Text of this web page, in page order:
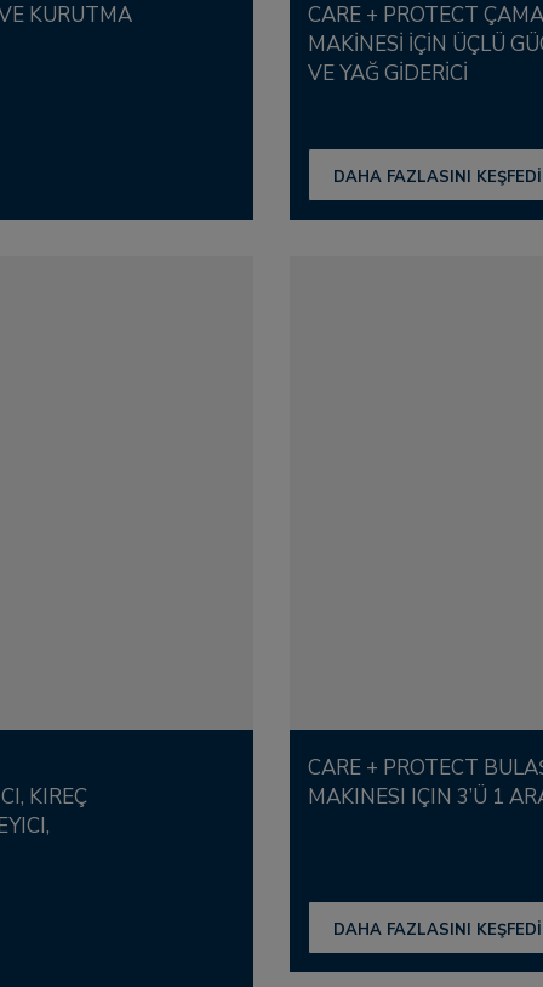
CARE + PROTECT ÇAMAŞIR MAKINESI/BULAŞIK
MAKINESI IÇIN ÜÇLÜ
VE YAĞ GIDERICI
DAHA FAZLASINI
KIREÇ
CARE + PROTECT BULAŞIK MAKINESI VE ÇAMAŞIR
MAKINESI IÇIN 3’Ü 1
DAHA FAZLASINI